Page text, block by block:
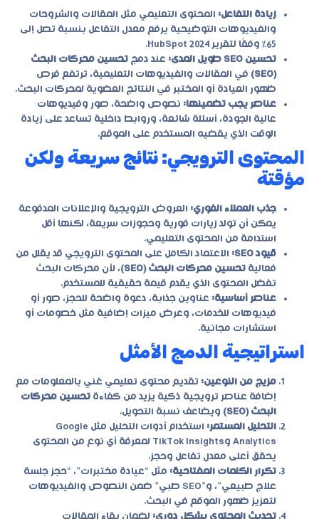
زيادة التفاعل: المحتوى التعليمي مثل المقالات والشروحات
والفيديوهات التوضيحية يرفع معدل التفاعل بنسبة تصل إلى
65٪ وفقًا لتقرير HubSpot 2024.
تحسين SEO طويل المدى:
عند دمج تحسين محركات البحث
(SEO)
في المقالات والفيديوهات التعليمية، ترتفع فرص
ظهور العيادة أو المختبر في النتائج العضوية لمحركات البحث.
عناصر يجب تضمينها: نصوص واضحة، صور وفيديوهات
عالية الجودة، أسئلة شائعة، وروابط داخلية تساعد على زيادة
الوقت الذي يقضيه المستخدم على الموقع.
المحتوى الترويجي: نتائج سريعة ولكن
مؤقتة
جذب العملاء الفوري: العروض الترويجية والإعلانات المدفوعة
يمكن أن تولد زيارات فورية وحجوزات سريعة، لكنها أقل
استدامة من المحتوى التعليمي.
قيود SEO:
الاعتماد الكامل على المحتوى الترويجي قد يقلل من
فعالية تحسين محركات البحث (SEO)
، لأن محركات البحث
تفضل المحتوى الذي يقدم قيمة حقيقية للمستخدم.
عناصر أساسية: عناوين جذابة، دعوة واضحة للحجز، صور أو
فيديوهات للخدمات، وعرض ميزات إضافية مثل خصومات أو
استشارات مجانية.
استراتيجية الدمج الأمثل
مزيج من النوعين: تقديم محتوى تعليمي غني بالمعلومات مع
إضافة عناصر ترويجية ذكية يزيد من كفاءة تحسين محركات
البحث (SEO)
ويضاعف نسبة التحويل.
التحليل المستمر:
استخدام أدوات التحليل مثل Google
Analytics وTikTok Insights لمعرفة أي نوع من المحتوى
يحقق أعلى معدل تفاعل وحجز.
تكرار الكلمات المفتاحية: مثل “عيادة مختبرات”، “حجز جلسة
علاج طبيعي”، و”SEO طبي” ضمن النصوص والفيديوهات
لتعزيز ظهور الموقع في البحث.
تحديث المحتوى بشكل دوري: لضمان بقاء المقالات